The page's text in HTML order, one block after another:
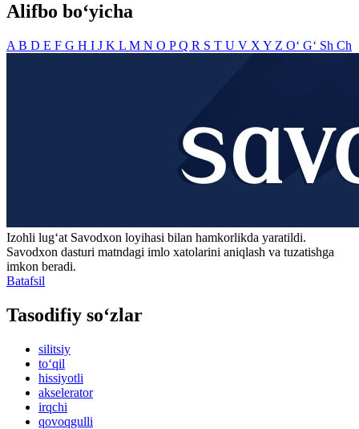
Alifbo bo‘yicha
A B D E F G H I J K L M N O PQ R S T U V X Y Z O‘ G‘ Sh Ch
Izohli lugʻat Savodxon loyihasi bilan hamkorlikda yaratildi.
Savodxon dasturi matndagi imlo xatolarini aniqlash va tuzatishga
imkon beradi.
Batafsil
Tasodifiy so‘zlar
silitsiy
to‘qil
hissiyotli
akselerator
irqchi
qovoqgulli